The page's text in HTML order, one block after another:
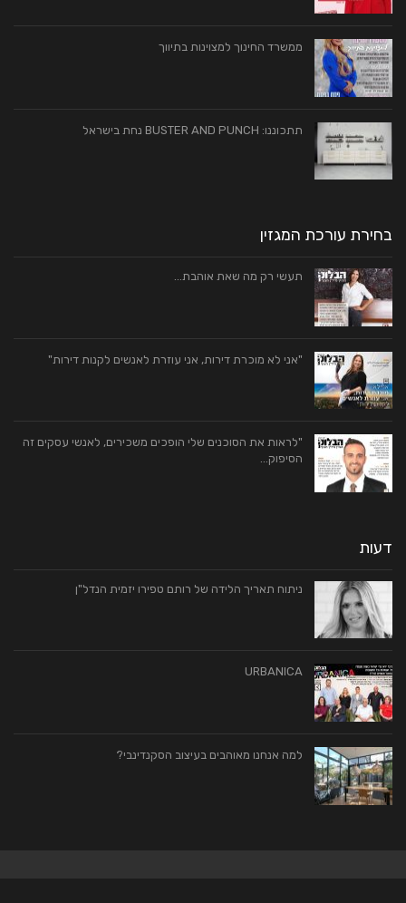
ממשרד החינוך למצוינות בתיווך
תתכוננו: BUSTER AND PUNCH נחת בישראל
בחירת עורכת המגזין
תעשי רק מה שאת אוהבת…
"אני לא מוכרת דירות, אני עוזרת לאנשים לקנות דירות"
"לראות את הסוכנים שלי הופכים משכירים, לאנשי עסקים זה
הסיפוק…
דעות
ניתוח תאריך הלידה של רותם טפירו יזמית הנדל"ן
URBANICA
למה אנחנו מאוהבים בעיצוב הסקנדינבי?